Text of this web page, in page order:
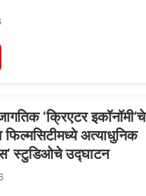
‘क्रिएटर इकॉनॉमी’चे
फिल्मसिटीमध्ये अत्याधुनिक
स्टुडिओचे उद्घाटन